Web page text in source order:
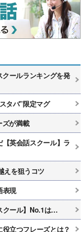
ールランキングを発
タバ”限定マグ
ズが満載
英会話スクール】ラ
えを狙うコツ
表現
クール】No.1は…
立つフレーズとは？